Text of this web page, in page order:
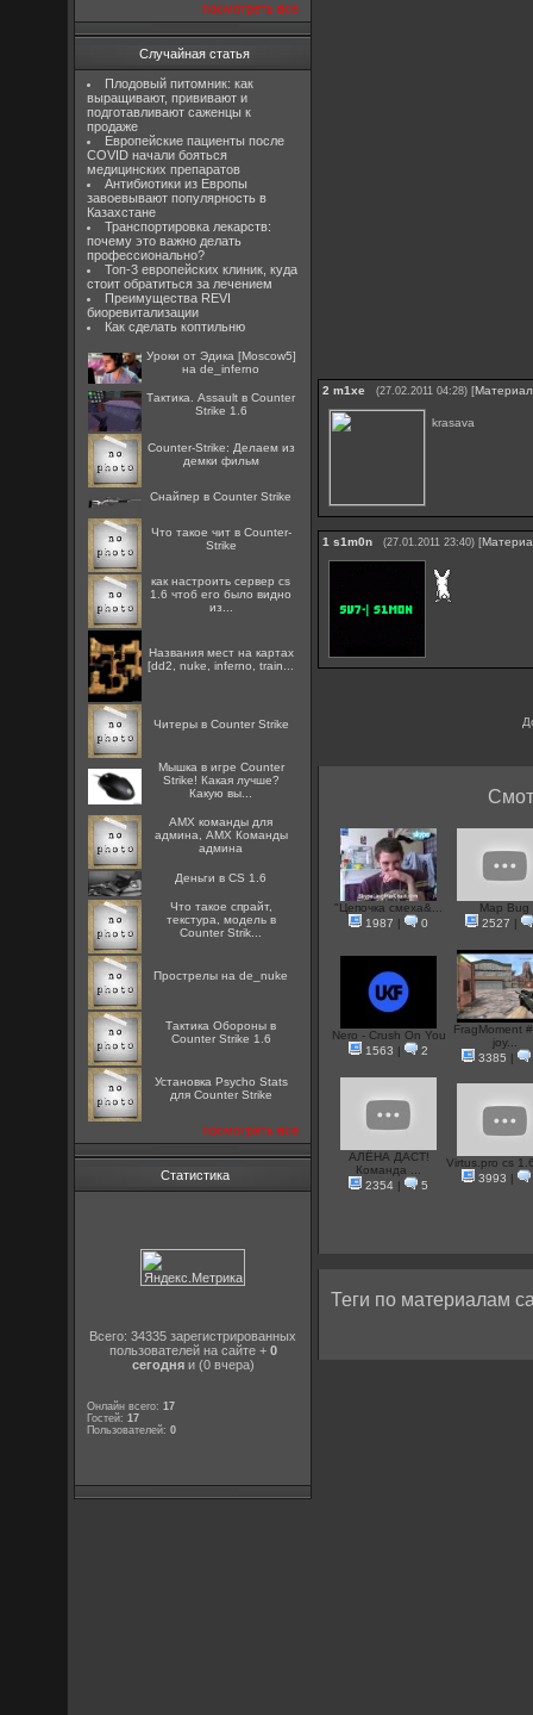
посмотреть все
Случайная статья
Плодовый питомник: как
выращивают, прививают и
подготавливают саженцы к
продаже
Европейские пациенты после
COVID начали бояться
медицинских препаратов
Антибиотики из Европы
завоевывают популярность в
Казахстане
Транспортировка лекарств:
почему это важно делать
профессионально?
Топ-3 европейских клиник, куда
стоит обратиться за лечением
Преимущества REVI
биоревитализации
Как сделать коптильню
Уроки от Эдика [Moscow5]
на de_inferno
Тактика. Assault в Counter
Strike 1.6
Counter-Strike: Делаем из
демки фильм
Снайпер в Counter Strike
Что такое чит в Counter-
Strike
как настроить сервер cs
1.6 чтоб его было видно
из...
Названия мест на картах
[dd2, nuke, inferno, train...
Читеры в Counter Strike
Мышка в игре Counter
Strike! Какая лучше?
Какую вы...
AMX команды для
админа, AMX Команды
админа
Деньги в CS 1.6
Что такое спрайт,
текстура, модель в
Counter Strik...
Прострелы на de_nuke
Тактика Обороны в
Counter Strike 1.6
Установка Psycho Stats
для Counter Strike
посмотреть все
Статистика
Всего: 34335 зарегистрированных
пользователей на сайте + 0
сегодняи (0 вчера)
Онлайн всего:17
Гостей:17
Пользователей:0
2 m1xe (27.02.2011 04:28) [Материал
krasava
1 s1m0n (27.01.2011 23:40) [
"Цепочка смеха&...
1987 | 0
Map Bug
2527 |
Nero - Crush On You
1563 | 2
FragMoment
joy...
3385 |
АЛЁНА ДАСТ!
Команда ...
2354 | 5
Virtus.pro cs
3993 |
Теги по материалам